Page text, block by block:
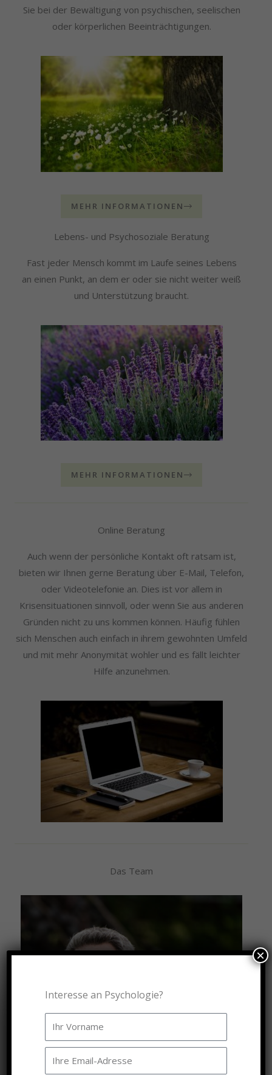
Sie bei der Bewältigung von psychischen, seelischen
oder körperlichen Beeinträchtigungen.
MEHR INFORMATIONEN
Lebens- und Psychosoziale Beratung
Fast jeder Mensch kommt im Laufe seines Lebens
an einen Punkt, an dem er oder sie nicht weiter weiß
und Unterstützung braucht.
MEHR INFORMATIONEN
Online Beratung
Auch wenn der persönliche Kontakt oft ratsam ist,
bieten wir Ihnen gerne Beratung über E-Mail, Telefon,
oder Videotelefonie an. Dies ist vor allem in
Krisensituationen sinnvoll, oder wenn Sie aus anderen
Gründen nicht zu uns kommen können. Häufig fühlen
sich Menschen auch einfach in ihrem gewohnten Umfeld
und mit mehr Anonymität wohler und es fällt leichter
Hilfe anzunehmen.
Das Team
Interesse an Psychologie?
E-
Mail
×